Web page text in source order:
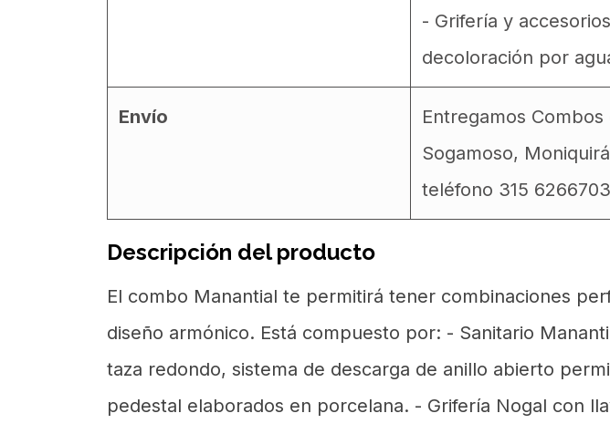
- Grifería y
decoloración por
Envío
Entregamos
Sogamoso,
teléfono 315
Descripción del producto
El combo Manantial te permitirá tener combinaciones
diseño armónico. Está compuesto por: - Sanitario
taza redondo, sistema de descarga de anillo abierto
pedestal elaborados en porcelana. - Grifería Nogal con